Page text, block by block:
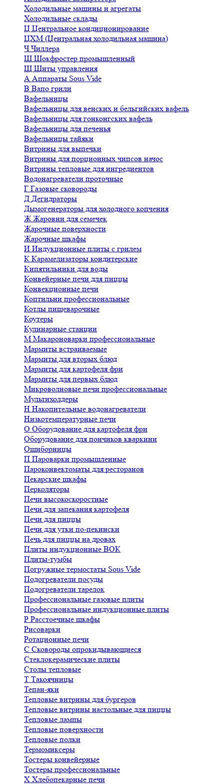
Холодильные машины и агрегаты
Холодильные склады
Ц Центральное кондиционирование
ЦХМ (Центральная холодильная машина)
ЧЧиллера
Ш Шокфростер промышленный
Щ Щиты управления
А Аппараты Sous Vide
В Вапо грили
Вафельницы
Вафельницы для венских и бельгийских вафель
Вафельницы для гонконгских вафель
Вафельницы для печенья
Вафельницы тайяки
Витрины для выпечки
Витрины для порционных чипсов начос
Витрины тепловые для ингредиентов
Водонагреватели проточные
Г Газовые сковороды
Д Дегидраторы
Дымогенераторы для холодного копчения
ЖЖаровни для семечек
Жарочные поверхности
Жарочные шкафы
И Индукционные плиты с грилем
К Карамелизаторы кондитерские
Кипятильники для воды
Конвейерные печи для пиццы
Конвекционные печи
Коптильни профессиональные
Котлы пищеварочные
Коутеры
Кулинарные станции
М Макароноварки профессиональные
Мармиты встраиваемые
Мармиты для вторых блюд
Мармиты для картофеля фри
Мармиты для первых блюд
Микроволновые печи профессиональные
Мультихолдеры
Н Накопительные водонагреватели
Низкотемпературные печи
О Оборудование для картофеля фри
Оборудование для пончиков кваркини
Ошиборницы
П Пароварки промышленные
Пароконвектоматы для ресторанов
Пекарские шкафы
Перколяторы
Печи высокоскоростные
Печи для запекания картофеля
Печи для пиццы
Печи для утки по-пекински
Печь для пиццы на дровах
Плиты индукционные ВОК
Плиты-тумбы
Погружные термостаты Sous Vide
Подогреватели посуды
Подогреватели тарелок
Профессиональные газовые плиты
Профессиональные индукционные плиты
Р Расстоечные шкафы
Рисоварки
Ротационные печи
С Сковороды опрокидывающиеся
Стеклокерамические плиты
Столы тепловые
Т Такоячницы
Тепан-яки
Тепловые витрины для бургеров
Тепловые витрины настольные для пиццы
Тепловые лампы
Тепловые поверхности
Тепловые полки
Термомиксеры
Тостеры конвейерные
Тостеры профессиональные
Х Хлебопекарные печи